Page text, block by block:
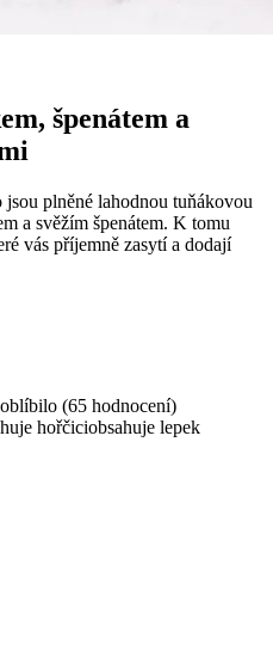
špenátem a
plněné lahodnou tuňákovou
a svěžím špenátem. K tomu
vás příjemně zasytí a dodají
(65 hodnocení)
hořčiciobsahuje lepek